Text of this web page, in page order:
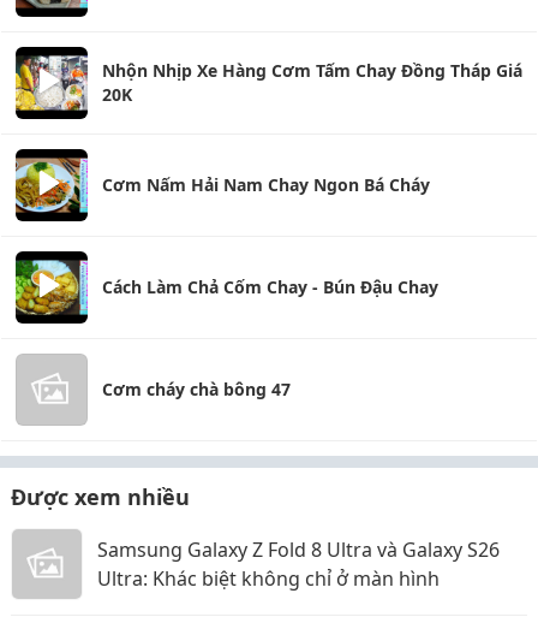
Nhộn Nhịp Xe Hàng Cơm Tấm Chay Đồng Tháp Giá
20K
Cơm Nấm Hải Nam Chay Ngon Bá Cháy
Cách Làm Chả Cốm Chay - Bún Đậu Chay
Cơm cháy chà bông 47
Được xem nhiều
Samsung Galaxy Z Fold 8 Ultra và Galaxy S26
Ultra: Khác biệt không chỉ ở màn hình